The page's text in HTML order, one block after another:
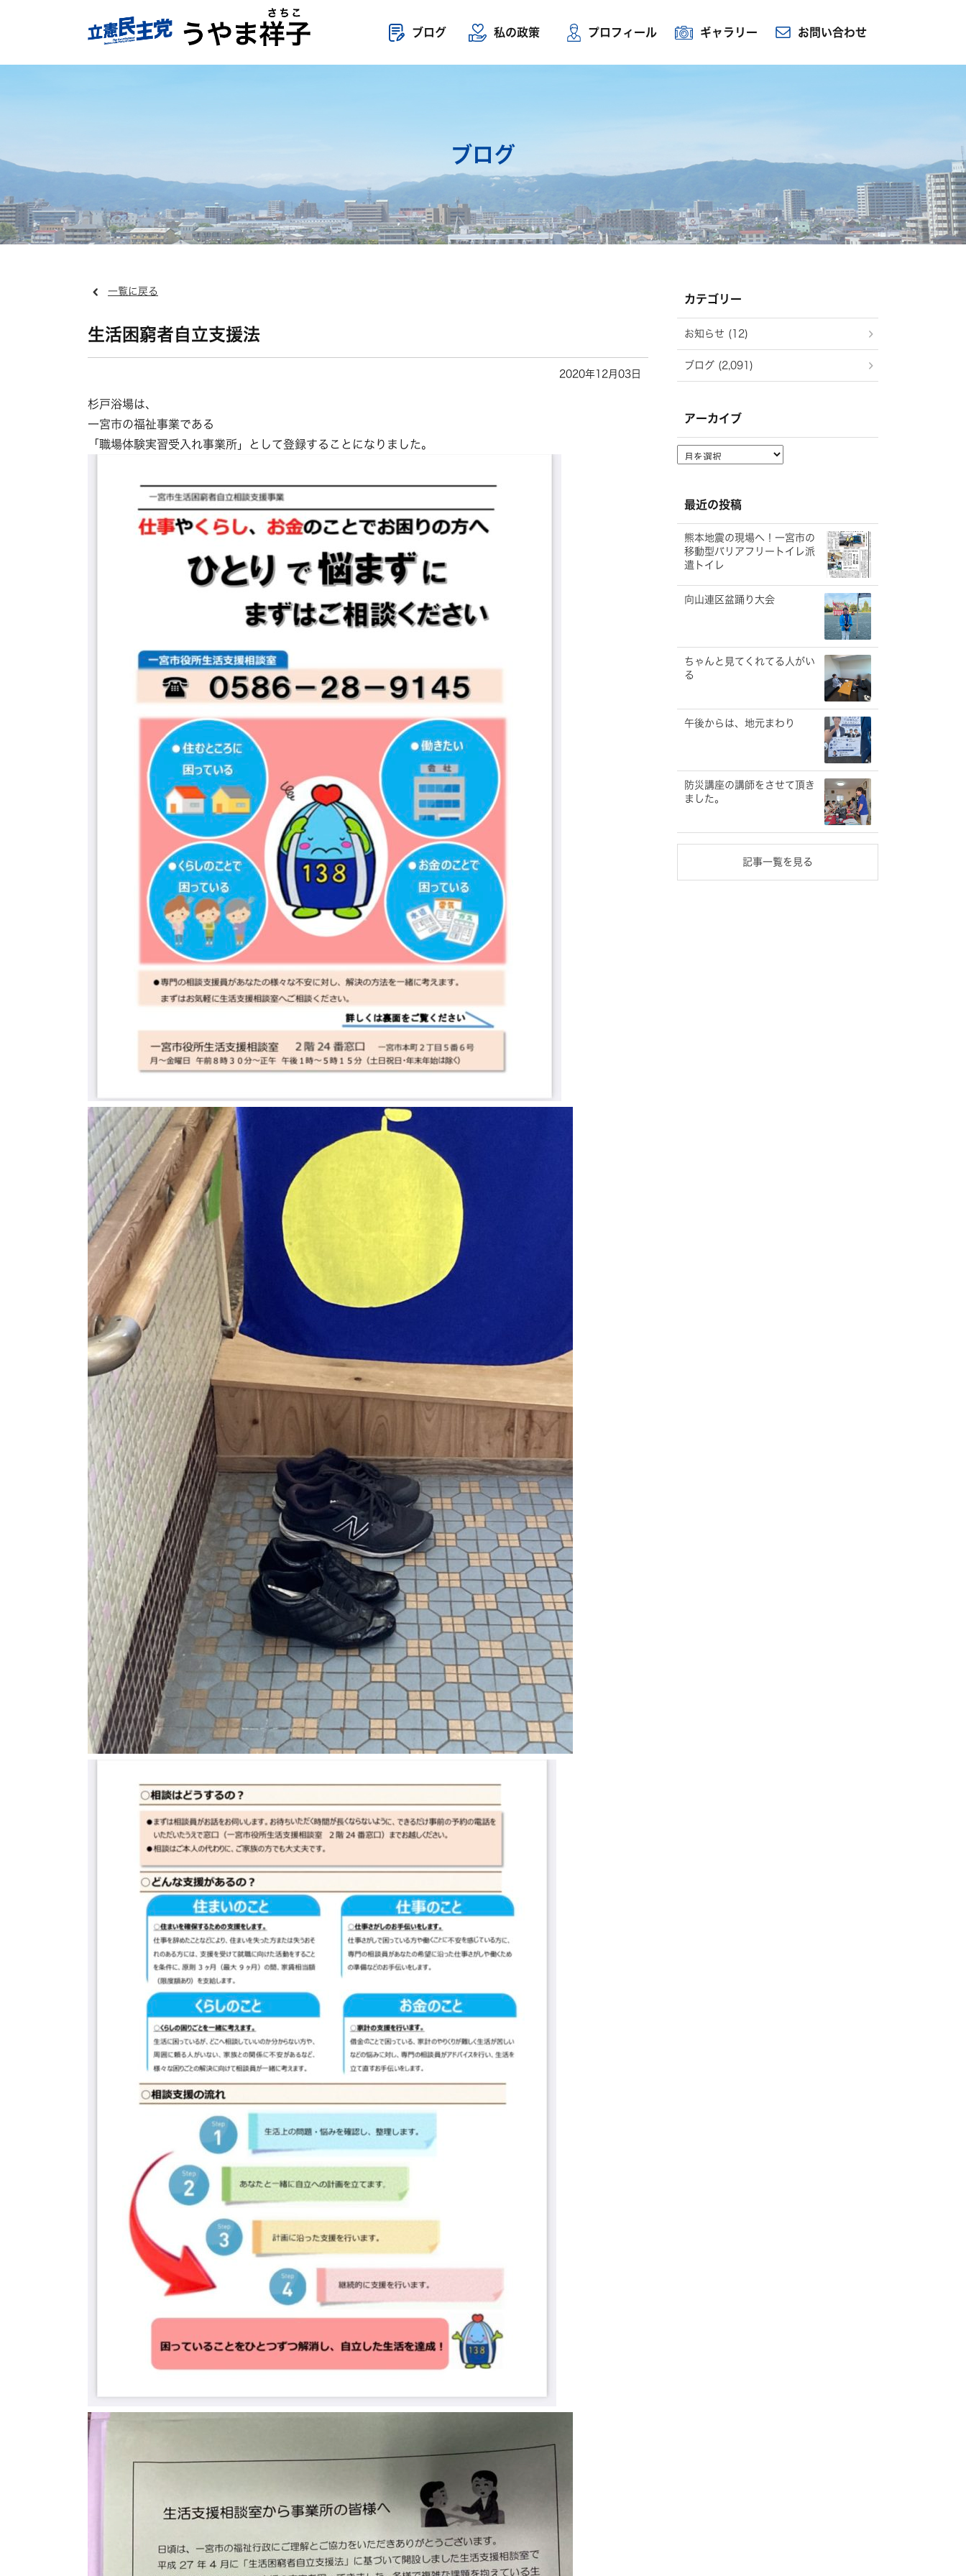
ブログ 私の政策 プロフィール ギャラリー お問い合わせ
ブログ
一覧に戻る
生活困窮者自立支援法
2020年12月03日
杉戸浴場は、
一宮市の福祉事業である
「職場体験実習受入れ事業所」として登録することになりました。
カテゴリー
お知らせ (12)
ブログ (2,091)
アーカイブ
ア
ー
ブ
最近の投稿
熊本地震の現場へ！一宮市の
移動型バリアフリートイレ派
遣トイレ
向山連区盆踊り大会
ちゃんと見てくれてる人がい
る
午後からは、地元まわり
防災講座の講師をさせて頂き
ました。
記事一覧を見る